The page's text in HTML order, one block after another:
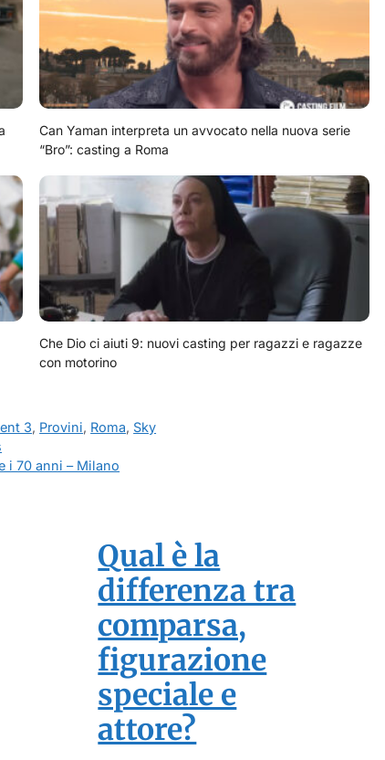
Can Yaman interpreta un avvocato nella nuova serie
“Bro”: casting a Roma
Che Dio ci aiuti 9: nuovi casting per ragazzi e ragazze
con motorino
3, Provini, Roma, Sky
i 70 anni – Milano
Qual è la
differenza tra
comparsa,
figurazione
speciale e
attore?